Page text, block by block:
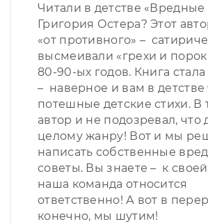
Читали в детстве «Вредные
Григория Остера? Этот
«от противного» –
высмеивали «грехи и
80-90-ых годов. Книга
– наверное и вам в детстве
потешные детские стихи. В
автор и не подозревал, что
целому жанру! Вот и мы
написать собственные
советы. Вы знаете – к
наша команда относится
ответственно! А вот в
конечно, мы шутим!